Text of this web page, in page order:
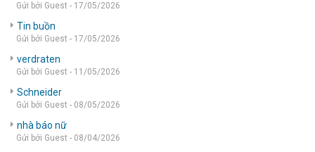
Gửi bởi Guest - 17/05/2026
Tin buồn
Gửi bởi Guest - 17/05/2026
verdraten
Gửi bởi Guest - 11/05/2026
Schneider
Gửi bởi Guest - 08/05/2026
nhà báo nữ
Gửi bởi Guest - 08/04/2026